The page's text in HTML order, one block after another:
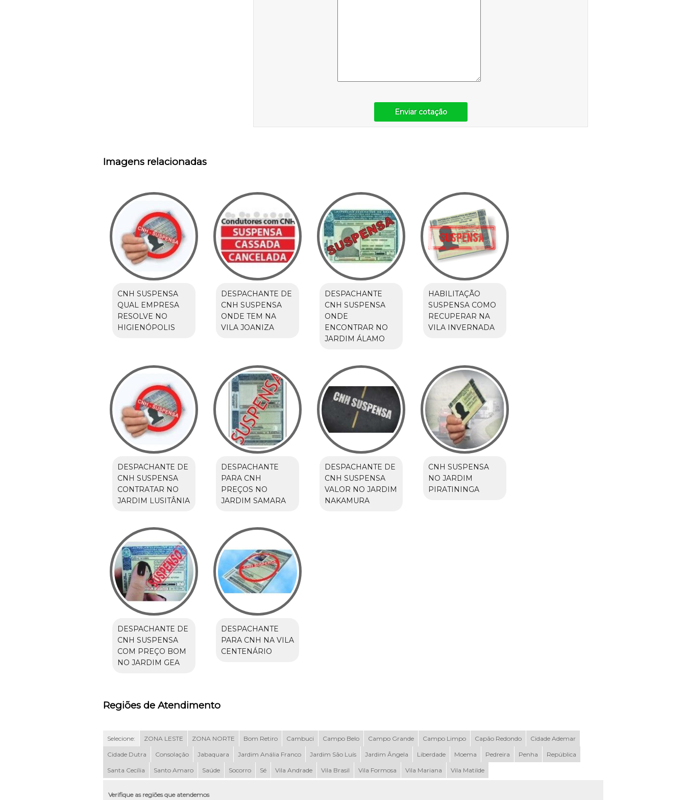
Enviar cotação
Imagens relacionadas
CNH SUSPENSA
QUAL EMPRESA
RESOLVE NO
HIGIENÓPOLIS
DESPACHANTE DE
CNH SUSPENSA
ONDE TEM NA
VILA JOANIZA
DESPACHANTE
CNH SUSPENSA
ONDE
ENCONTRAR NO
JARDIM ÁLAMO
HABILITAÇÃO
SUSPENSA COMO
RECUPERAR NA
VILA INVERNADA
DESPACHANTE DE
CNH SUSPENSA
CONTRATAR NO
JARDIM LUSITÂNIA
DESPACHANTE
PARA CNH
PREÇOS NO
JARDIM SAMARA
DESPACHANTE DE
CNH SUSPENSA
VALOR NO JARDIM
NAKAMURA
CNH SUSPENSA
NO JARDIM
PIRATININGA
DESPACHANTE DE
CNH SUSPENSA
COM PREÇO BOM
NO JARDIM GEA
DESPACHANTE
PARA CNH NA VILA
CENTENÁRIO
Regiões de Atendimento
Selecione: ZONA LESTE ZONA NORTE Bom Retiro Cambuci Campo Belo Campo Grande Campo Limpo Capão Redondo Cidade Ademar
Cidade Dutra Consolação Jabaquara Jardim Anália Franco Jardim São Luís Jardim Ângela Liberdade Moema Pedreira Penha República
Santa Cecília Santo Amaro Saúde Socorro Sé Vila Andrade Vila Brasil Vila Formosa Vila Mariana Vila Matilde
Verifique as regiões que atendemos